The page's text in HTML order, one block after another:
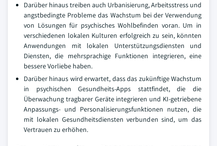
Darüber hinaus treiben auch Urbanisierung, Arbeitsstress und
angstbedingte Probleme das Wachstum bei der Verwendung
von Lösungen für psychisches Wohlbefinden voran. Um in
verschiedenen lokalen Kulturen erfolgreich zu sein, könnten
Anwendungen mit lokalen Unterstützungsdiensten und
Diensten, die mehrsprachige Funktionen integrieren, eine
bessere Vorliebe haben.
Darüber hinaus wird erwartet, dass das zukünftige Wachstum
in psychischen Gesundheits-Apps stattfindet, die die
Überwachung tragbarer Geräte integrieren und KI-getriebene
Anpassungs- und Personalisierungsfunktionen nutzen, die
mit lokalen Gesundheitsdiensten verbunden sind, um das
Vertrauen zu erhöhen.